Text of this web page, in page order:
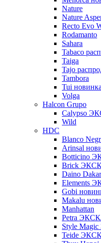
Nature
Nature
Recto Evo
Rodamanto
Sahara
Tabaco
Taiga
Tajo
Tambora
Tui
Volga
Halcon Grupo
Calypso
Wild
HDC
Blanco
Arinsal
Botticino
Brick
Daino
Elements
Gobi
Makalu
Manhattan
Petra
Style
Teide